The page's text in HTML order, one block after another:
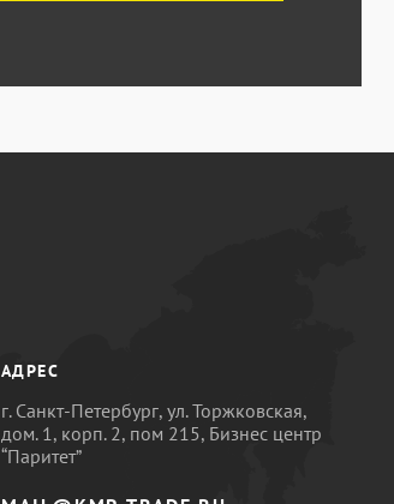
АДРЕС
г. Санкт-Петербург, ул. Торжковская,
дом. 1, корп. 2, пом 215, Бизнес центр
“Паритет”